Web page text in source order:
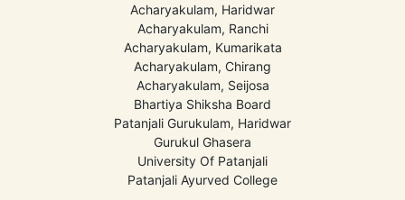
Acharyakulam, Haridwar
Acharyakulam, Ranchi
Acharyakulam, Kumarikata
Acharyakulam, Chirang
Acharyakulam, Seijosa
Bhartiya Shiksha Board
Patanjali Gurukulam, Haridwar
Gurukul Ghasera
University Of Patanjali
Patanjali Ayurved College